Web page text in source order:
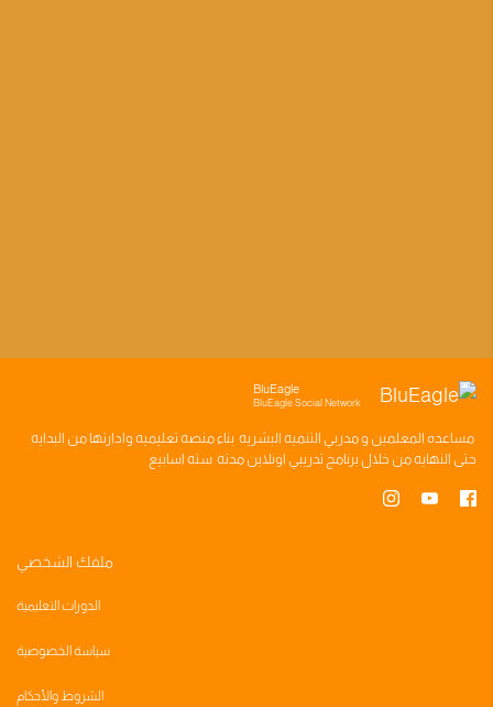
BluEagle
BluEagle Social Network
مساعده المعلمين ومدربي التنميه البشريه بناءمنصه تعليميه وادارتها من البدايه
حتى النهايه من خلال برنامج تدريبي اونلاين مدته سته اسابيع
ملفك الشخصي
الدورات التعليمية
سياسة الخصوصية
الشروط والأحكام